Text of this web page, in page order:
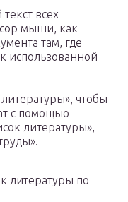
всех
мыши, как
там, где
использованной
чтобы
с помощью
литературы»,
литературы по